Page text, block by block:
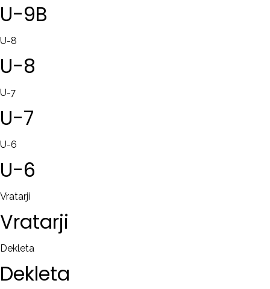
U-9B
U-8
U-8
U-7
U-7
U-6
U-6
Vratarji
Vratarji
Dekleta
Dekleta